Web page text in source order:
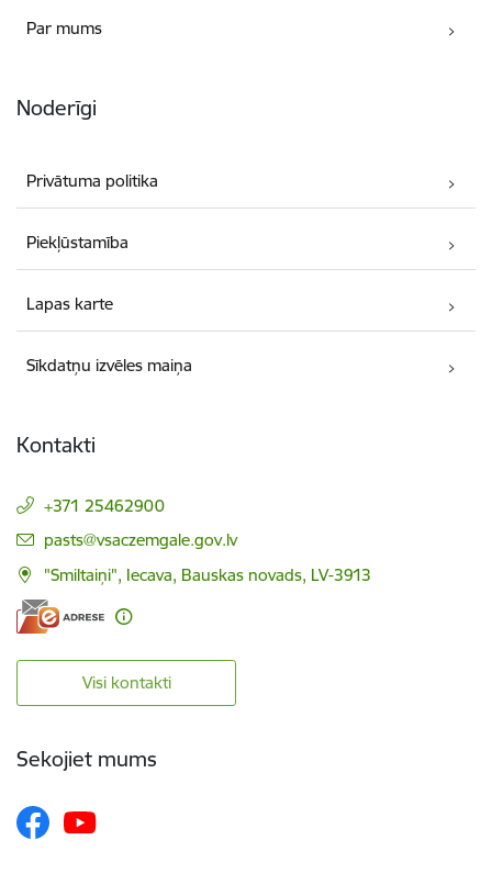
Par mums
Noderīgi
Privātuma politika
Piekļūstamība
Lapas karte
Sīkdatņu izvēles maiņa
Kontakti
+371 25462900
E-pasts:
pasts@vsaczemgale.gov.lv
"Smiltaiņi", Iecava, Bauskas novads, LV-3913
Visi kontakti
Sekojiet mums